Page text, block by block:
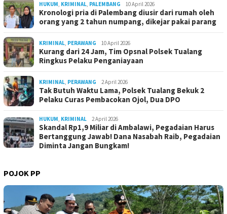
HUKUM, KRIMINAL, PALEMBANG 10 April 2026
Kronologi pria di Palembang diusir dari rumah oleh
orang yang 2 tahun numpang, dikejar pakai parang
KRIMINAL, PERAWANG 10 April 2026
Kurang dari 24 Jam, Tim Opsnal Polsek Tualang
Ringkus Pelaku Penganiayaan
KRIMINAL, PERAWANG 2 April 2026
Tak Butuh Waktu Lama, Polsek Tualang Bekuk 2
Pelaku Curas Pembacokan Ojol, Dua DPO
HUKUM, KRIMINAL 2 April 2026
Skandal Rp1,9 Miliar di Ambalawi, Pegadaian Harus
Bertanggung Jawab! Dana Nasabah Raib, Pegadaian
Diminta Jangan Bungkam!
POJOK PP